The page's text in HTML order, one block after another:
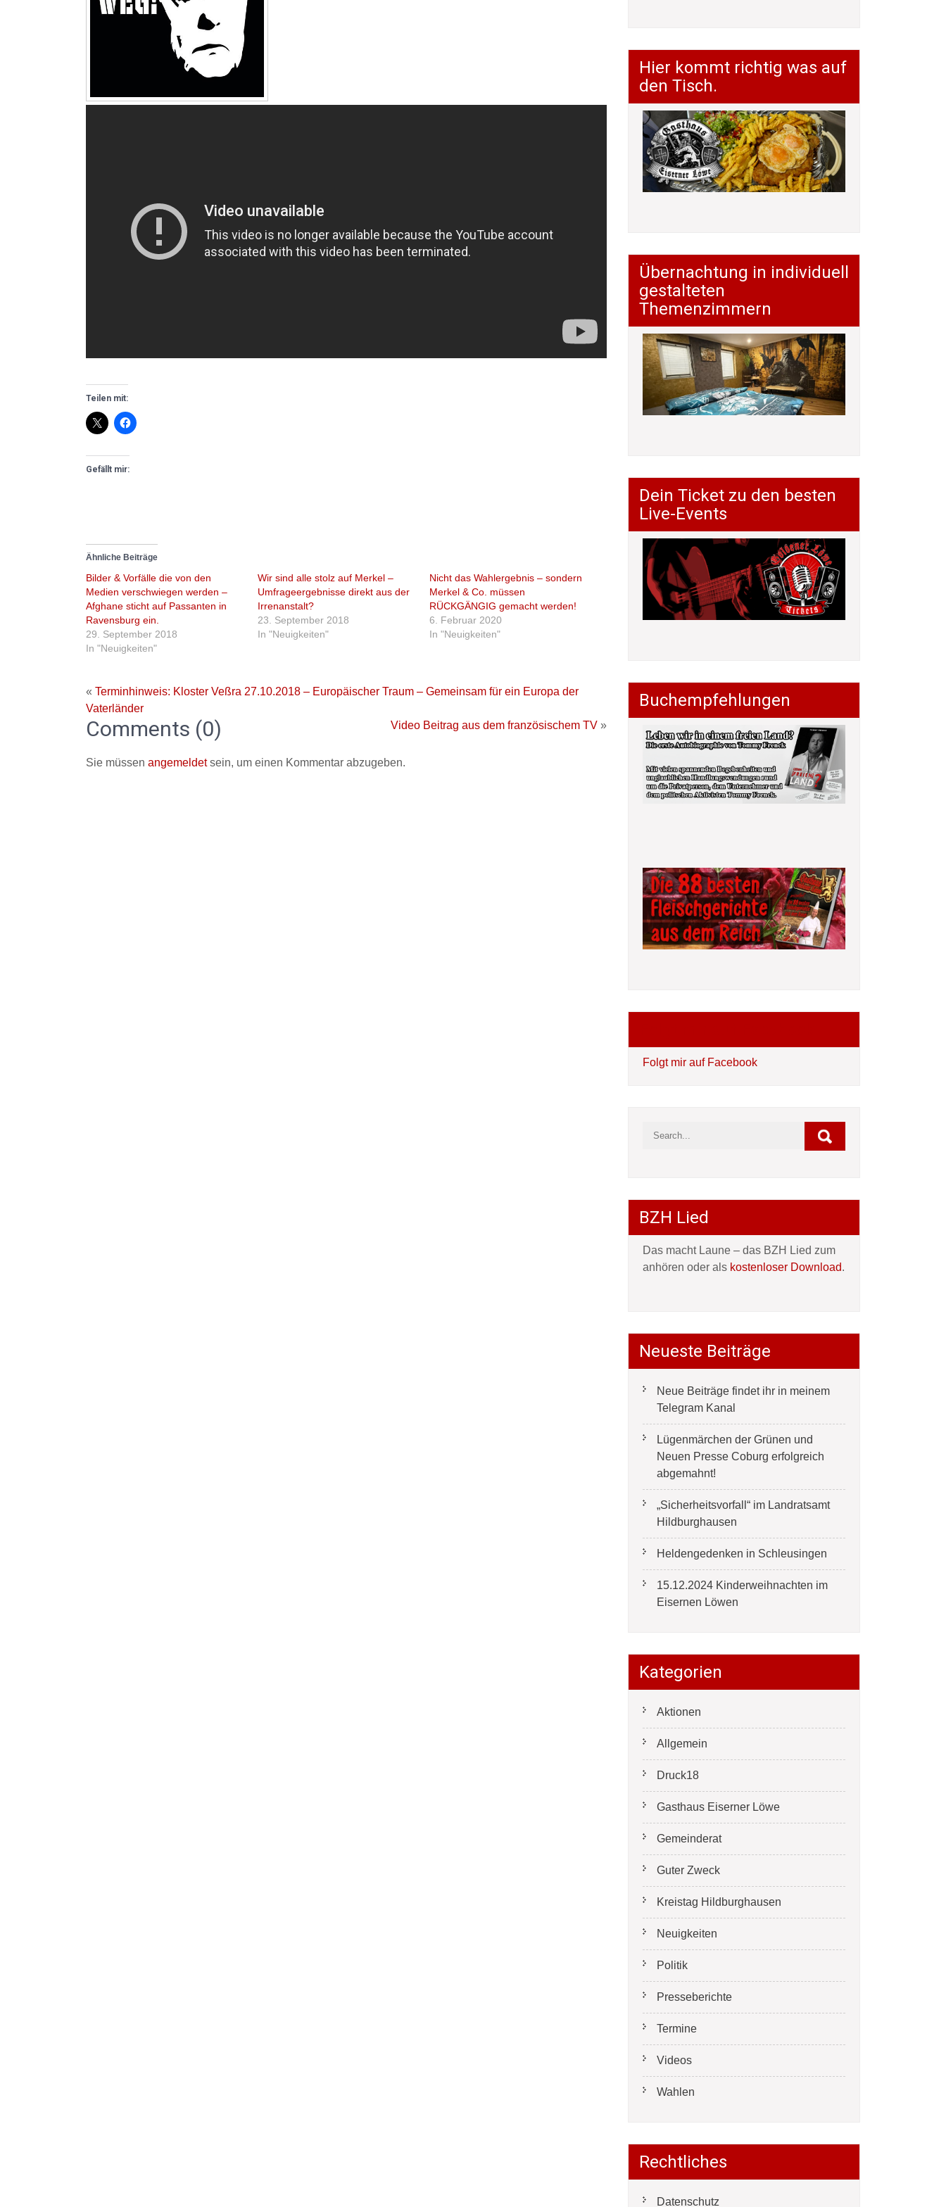
Teilen mit:
Gefällt mir:
Ähnliche Beiträge
Bilder & Vorfälle die von den
Medien verschwiegen werden –
Afghane sticht auf Passanten in
Ravensburg ein.
29. September 2018
In "Neuigkeiten"
Wir sind alle stolz auf Merkel –
Umfrageergebnisse direkt aus der
Irrenanstalt?
23. September 2018
In "Neuigkeiten"
Nicht das Wahlergebnis – sondern
Merkel & Co. müssen
RÜCKGÄNGIG gemacht werden!
6. Februar 2020
In "Neuigkeiten"
« Terminhinweis: Kloster Veßra 27.10.2018 – Europäischer Traum – Gemeinsam für ein Europa der
Vaterländer
Video Beitrag aus dem französischem TV »
Comments (0)
Sie müssen angemeldetsein, um einen Kommentar abzugeben.
Hier kommt richtig was auf
den Tisch.
Übernachtung in individuell
gestalteten
Themenzimmern
Dein Ticket zu den besten
Live-Events
Buchempfehlungen
Folgt mir auf Facebook
BZH Lied
Das macht Laune – das BZH Lied zum
anhören oder als kostenloser Download.
Neueste Beiträge
Neue Beiträge findet ihr in meinem
Telegram Kanal
Lügenmärchen der Grünen und
Neuen Presse Coburg erfolgreich
abgemahnt!
„Sicherheitsvorfall“ im Landratsamt
Hildburghausen
Heldengedenken in Schleusingen
15.12.2024 Kinderweihnachten im
Eisernen Löwen
Kategorien
Aktionen
Allgemein
Druck18
Gasthaus Eiserner Löwe
Gemeinderat
Guter Zweck
Kreistag Hildburghausen
Neuigkeiten
Politik
Presseberichte
Termine
Videos
Wahlen
Rechtliches
Datenschutz